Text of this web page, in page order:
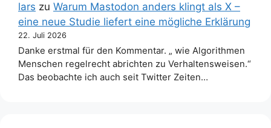
lars zu Warum Mastodon anders klingt als X –
eine neue Studie liefert eine mögliche Erklärung
22. Juli 2026
Danke erstmal für den Kommentar. „ wie Algorithmen
Menschen regelrecht abrichten zu Verhaltensweisen.“
Das beobachte ich auch seit Twitter Zeiten…